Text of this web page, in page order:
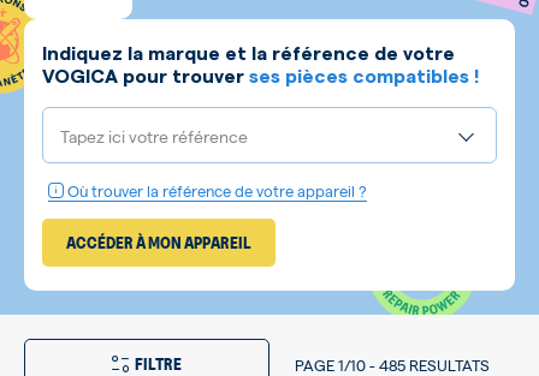
Indiquez la marque et la référence de votre
VOGICA pour trouver ses pièces compatibles !
Tapez ici votre référence
Où trouver la référence de votre appareil ?
ACCÉDER À MON APPAREIL
FILTRE PAGE1/10-485 RESULTATS